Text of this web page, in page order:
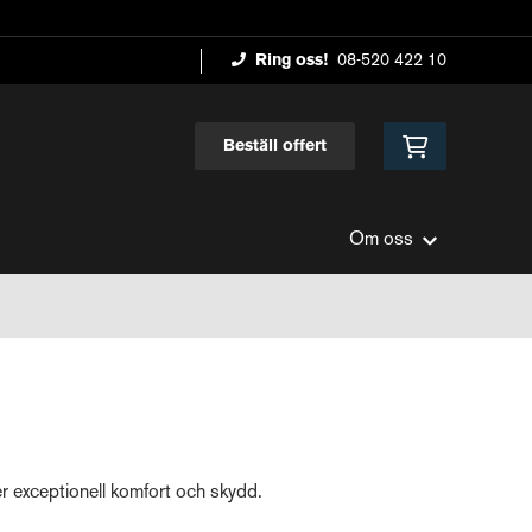
Ring oss! 08-520 422 10
Beställ offert
Om oss
exceptionell komfort och skydd.